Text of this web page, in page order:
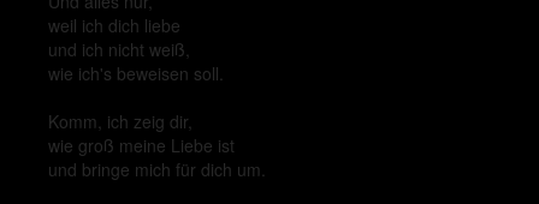
weil ich dich liebe
und ich nicht weiß,
wie ich's beweisen soll.
Komm, ich zeig dir,
wie groß meine Liebe ist
und bringe mich für dich um.